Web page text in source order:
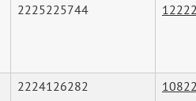
2225225744
2224126282